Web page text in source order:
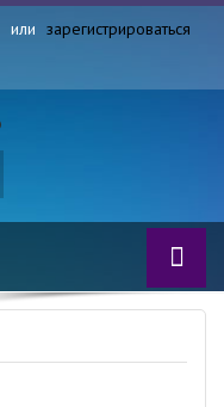
или зарегистрироваться